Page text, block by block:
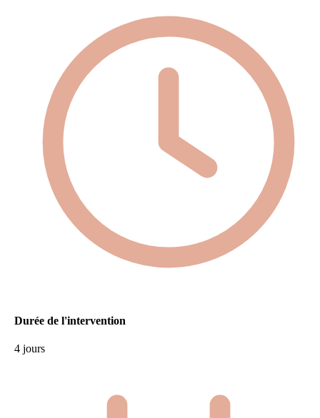
Durée de l'intervention
4 jours